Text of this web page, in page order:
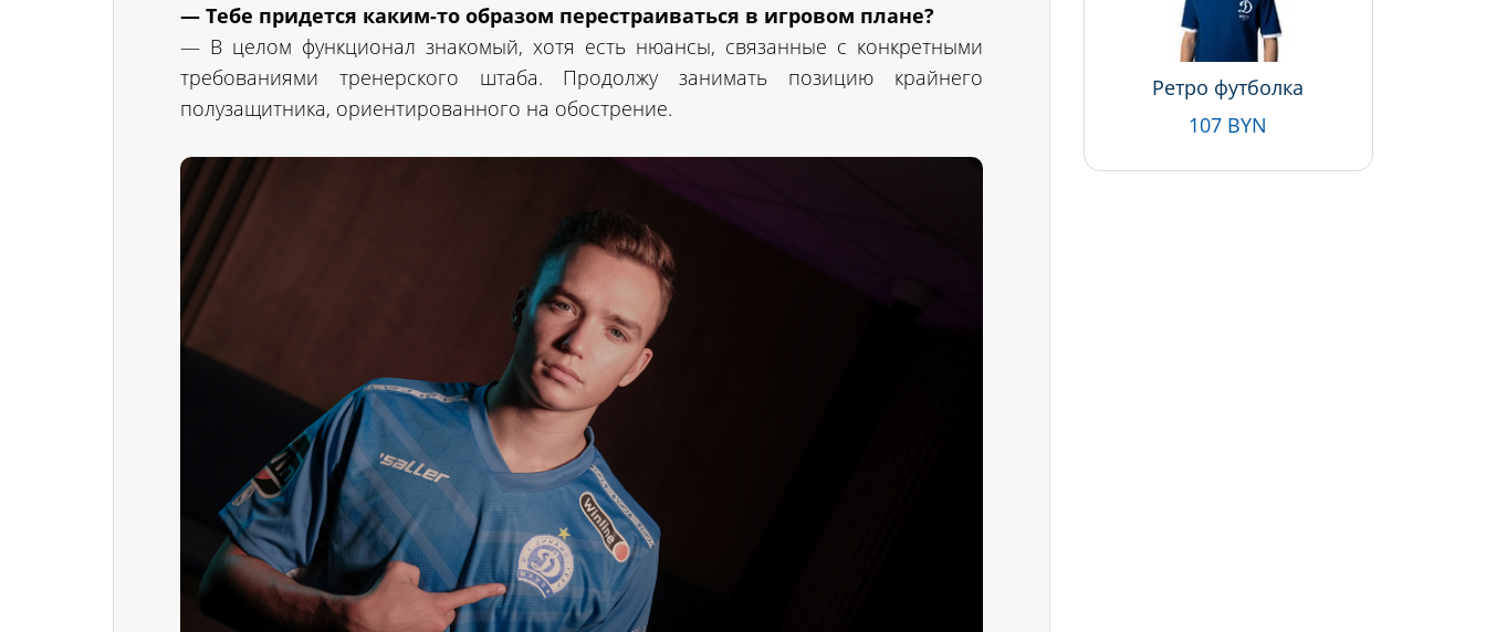
— Тебе придется каким-то образом перестраиваться в игровом плане?
— В целом функционал знакомый, хотя есть нюансы, связанные с конкретными
требованиями тренерского штаба. Продолжу занимать позицию крайнего
полузащитника, ориентированного на обострение.
Ретро футболка
107 BYN